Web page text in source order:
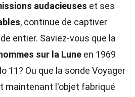
audacieuses et ses
, continue de captiver
entier. Saviez-vous que la
hommes sur la Lune en 1969
11? Ou que la sonde Voyager
maintenant l'objet fabriqué